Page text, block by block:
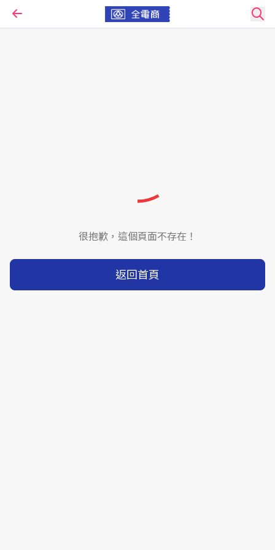
很抱歉，這個頁面不存在！
返回首頁